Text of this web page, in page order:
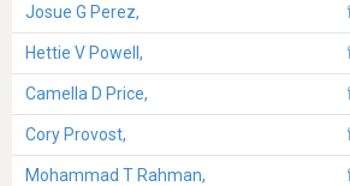
Josue G Perez,
Hettie V Powell,
Camella D Price,
Cory Provost,
Mohammad T Rahman,